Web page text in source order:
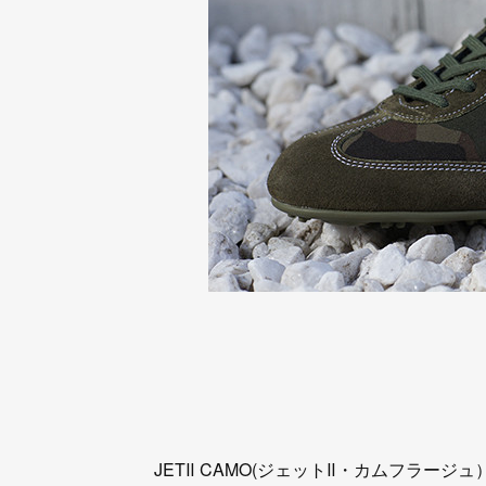
JETⅡ CAMO(ジェットⅡ・カムフラージュ